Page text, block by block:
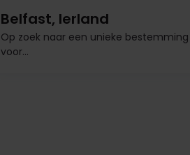
Belfast, Ierland
Op zoek naar een unieke bestemming
voor...